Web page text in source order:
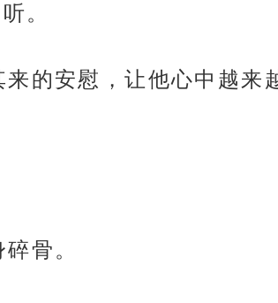
。
的安慰，让他心中越来
骨。